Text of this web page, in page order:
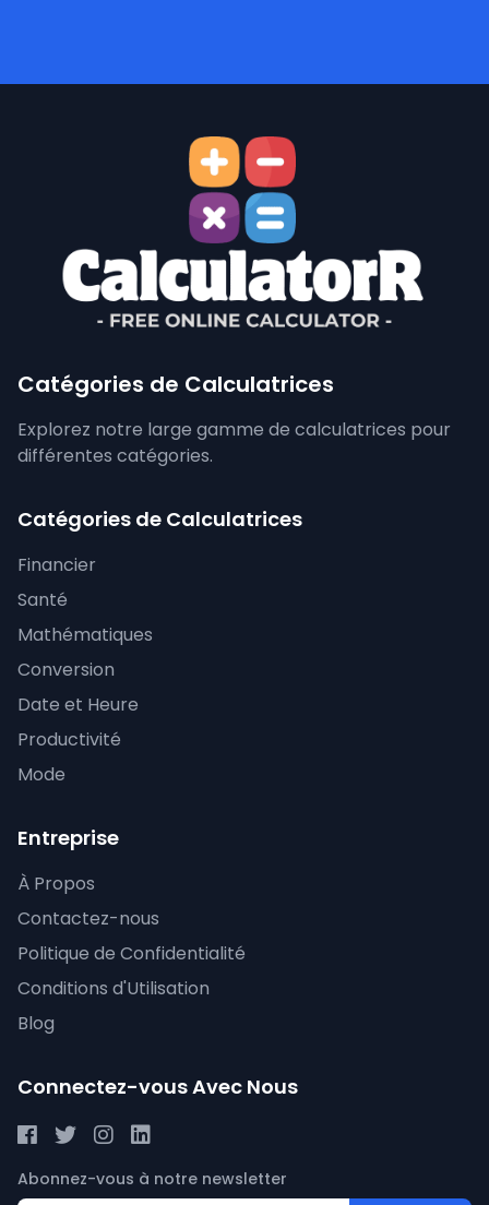
Catégories de Calculatrices
Explorez notre large gamme de calculatrices pour
différentes catégories.
Catégories de Calculatrices
Financier
Santé
Mathématiques
Conversion
Date et Heure
Productivité
Mode
Entreprise
À Propos
Contactez-nous
Politique de Confidentialité
Conditions d'Utilisation
Blog
Connectez-vous Avec Nous
Abonnez-vous à notre newsletter